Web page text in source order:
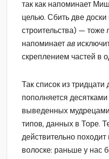
так как напоминает
целью. Сбить две
строительства) — тоже
напоминаетав
скреплением частей в
Так список из тридцати
пополняется
выведенных
типов, данных в Торе.
действительно
волоске: раньше у нас